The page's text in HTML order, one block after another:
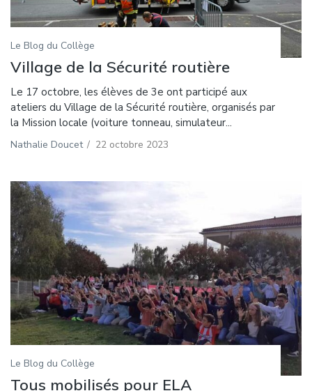
Le Blog du Collège
Village de la Sécurité routière
Le 17 octobre, les élèves de 3e ont participé aux
ateliers du Village de la Sécurité routière, organisés par
la Mission locale (voiture tonneau, simulateur...
Nathalie Doucet / 22 octobre 2023
Le Blog du Collège
Tous mobilisés pour ELA